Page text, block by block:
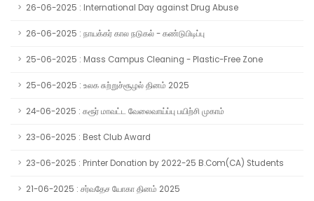
26-06-2025 : International Day against Drug Abuse
26-06-2025 : நாயக்கர் கால நடுகல் - கண்டுபிடிப்பு
25-06-2025 : Mass Campus Cleaning - Plastic-Free Zone
25-06-2025 : உலக சுற்றுச்சூழல் தினம் 2025
24-06-2025 : கரூர் மாவட்ட வேலைவாய்ப்பு பயிற்சி முகாம்
23-06-2025 : Best Club Award
23-06-2025 : Printer Donation by 2022-25 B.Com(CA) Students
21-06-2025 : சர்வதேச யோகா தினம் 2025